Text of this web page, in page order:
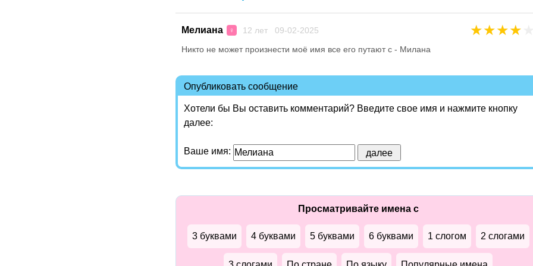
Мелиана ♀ 12 лет 09-02-2025 ★★★★
Никто не может произнести моё имя все его путают с - Милана
Опубликовать сообщение
Хотели бы Вы оставить комментарий? Введите свое имя и нажмите кнопку
далее:
Ваше имя:
Просматривайте имена с
3 буквами 4 буквами 5 буквами 6 буквами 1 слогом 2 слогами